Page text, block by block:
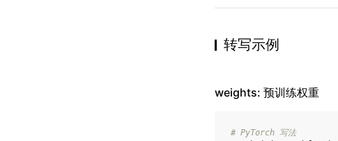
转写示例
weights: 预训练权重
# PyTorch 写法